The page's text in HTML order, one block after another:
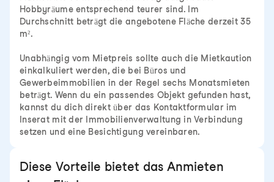
Hobbyräume entsprechend teurer sind. Im
Durchschnitt beträgt die angebotene Fläche derzeit 35
m².
Unabhängig vom Mietpreis sollte auch die Mietkaution
einkalkuliert werden, die bei Büros und
Gewerbeimmobilien in der Regel sechs Monatsmieten
beträgt. Wenn du ein passendes Objekt gefunden hast,
kannst du dich direkt über das Kontaktformular im
Inserat mit der Immobilienverwaltung in Verbindung
setzen und eine Besichtigung vereinbaren.
Diese Vorteile bietet das Anmieten